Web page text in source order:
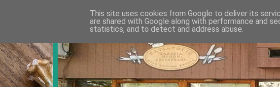
This site uses cookies from Google to deliver its
are shared with Google along with performance and
statistics, and to detect and address abuse.